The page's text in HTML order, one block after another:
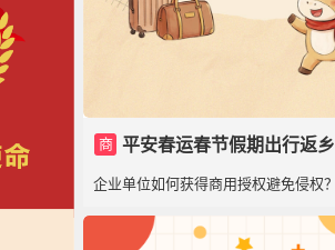
商 平安春运春节假期出行返乡
企业单位如何获得商用授权避免侵权？